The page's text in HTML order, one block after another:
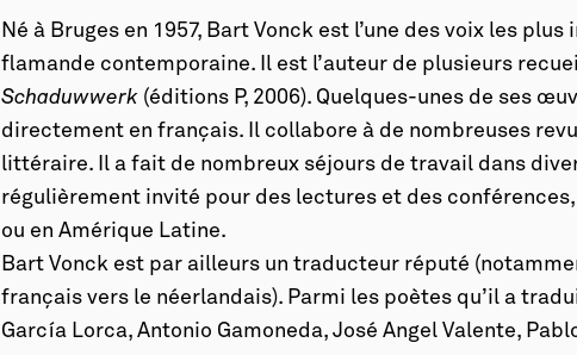
Né à Bruges en 1957, Bart Vonck est l’une des voix les
flamande contemporaine. Il est l’auteur de plusieurs
Schaduwwerk (éditions P, 2006). Quelques-unes de ses
directement en français. Il collabore à de nombreuses
littéraire. Il a fait de nombreux séjours de travail dans
régulièrement invité pour des lectures et des conférences,
ou en Amérique Latine.
Bart Vonck est par ailleurs un traducteur réputé
français vers le néerlandais). Parmi les poètes qu’il a
García Lorca, Antonio Gamoneda, José Angel Valente,